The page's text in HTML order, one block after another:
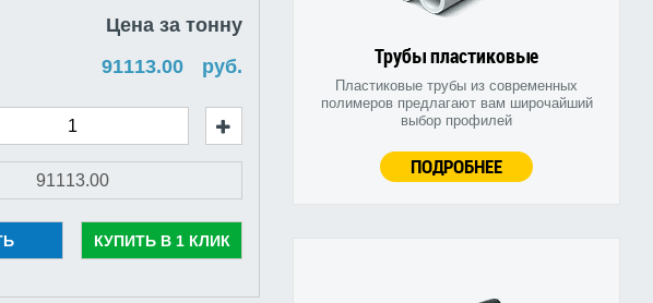
Трубы пластиковые
Пластиковые трубы из современных
полимеров предлагают вам широчайший
выбор профилей
ПОДРОБНЕЕ
Цена за тонну
руб.
КУПИТЬ В 1 КЛИК